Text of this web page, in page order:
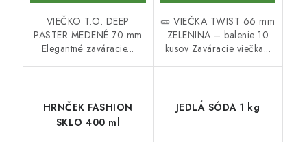
VIEČKO T.O. DEEP
PASTER MEDENÉ 70 mm
Elegantné zaváracie...
🥒 VIEČKA TWIST 66 mm
ZELENINA – balenie 10
kusov Zaváracie viečka...
HRNČEK FASHION
SKLO 400 ml
JEDLÁ SÓDA 1 kg